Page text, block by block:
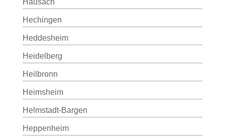
Hausach
Hechingen
Heddesheim
Heidelberg
Heilbronn
Heimsheim
Helmstadt-Bargen
Heppenheim